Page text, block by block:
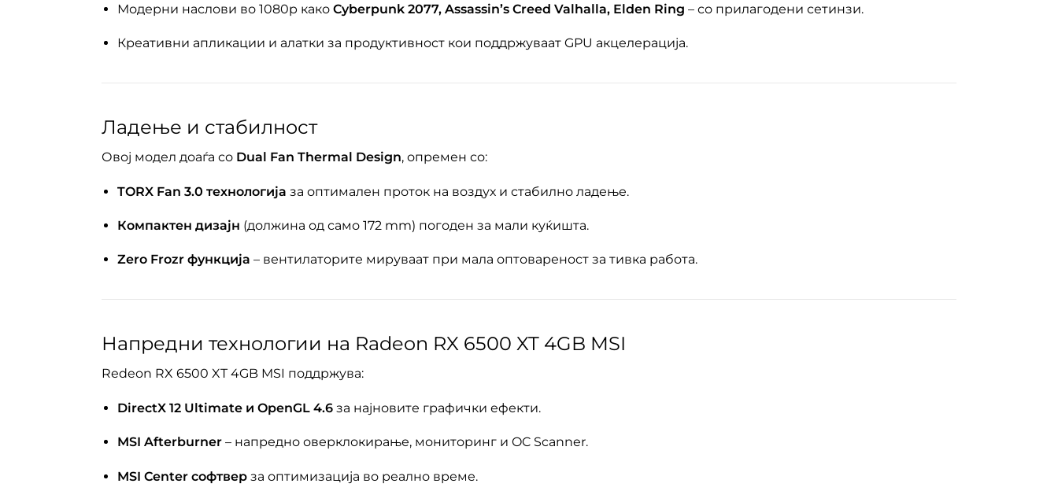
Модерни наслови во 1080p како Cyberpunk 2077, Assassin’s Creed Valhalla, Elden Ring – со прилагодени сетинзи.
Креативни апликации и алатки за продуктивност кои поддржуваат GPU акцелерација.
Ладење и стабилност
Овој модел доаѓа со Dual Fan Thermal Design, опремен со:
TORX Fan 3.0 технологија за оптимален проток на воздух и стабилно ладење.
Компактен дизајн (должина од само 172 mm) погоден за мали куќишта.
Zero Frozr функција – вентилаторите мируваат при мала оптовареност за тивка работа.
Напредни технологии на Rаdeon RX 6500 XT 4GB MSI
Redeon RX 6500 XT 4GB MSI поддржува:
DirectX 12 Ultimate и OpenGL 4.6за најновите графички ефекти.
MSI Afterburner– напредно оверклокирање, мониторинг и OC Scanner.
MSI Center софтверза оптимизација во реално време.